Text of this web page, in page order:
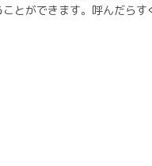
とができます。呼んだらす